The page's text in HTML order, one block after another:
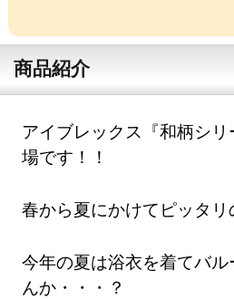
商品紹介
アイブレックス『和柄シ
場です！！
春から夏にかけてピッタリ
今年の夏は浴衣を着てバ
んか・・・？